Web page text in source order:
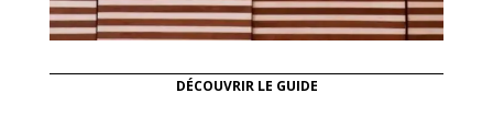
DÉCOUVRIR LE GUIDE